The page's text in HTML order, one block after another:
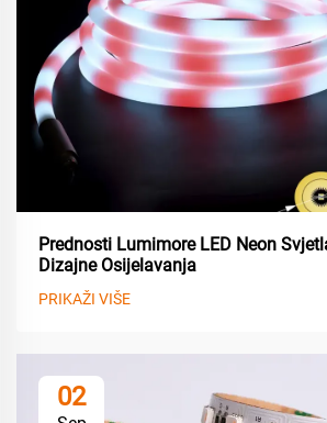
Prednosti Lumimore LED Neon
Dizajne Osijelavanja
PRIKAŽI VIŠE
02